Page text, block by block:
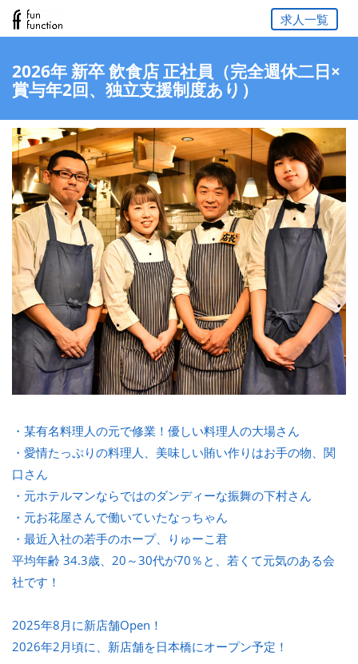
求人一覧
2026年 新卒 飲食店 正社員（完全週休二日×
賞与年2回、独立支援制度あり）
・某有名料理人の元で修業！優しい料理人の大場さん
・愛情たっぷりの料理人、美味しい賄い作りはお手の物、関
口さん
・元ホテルマンならではのダンディーな振舞の下村さん
・元お花屋さんで働いていたなっちゃん
・最近入社の若手のホープ、りゅーこ君
平均年齢 34.3歳、20～30代が70％と、若くて元気のある会
社です！
2025年8月に新店舗Open！
2026年2月頃に、新店舗を日本橋にオープン予定！